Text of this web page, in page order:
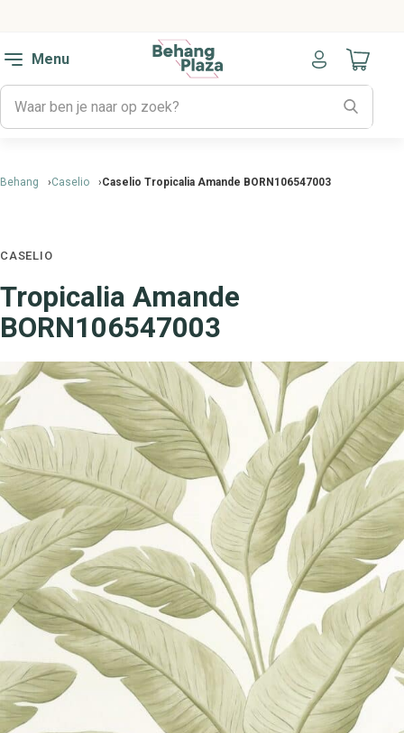
Menu
Naar
Behang Caselio Caselio Tropicalia Amande BORN106547003
CASELIO
Tropicalia Amande
BORN106547003